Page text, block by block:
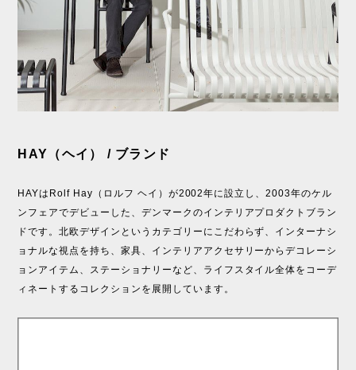
HAY（ヘイ） / ブランド
HAYはRolf Hay（ロルフ ヘイ）が2002年に設立し、2003年のケル
ンフェアでデビューした、デンマークのインテリアプロダクトブラン
ドです。北欧デザインというカテゴリーにこだわらず、インターナシ
ョナルな視点を持ち、家具、インテリアアクセサリーからデコレーシ
ョンアイテム、ステーショナリーなど、ライフスタイル全体をコーデ
ィネートするコレクションを展開しています。